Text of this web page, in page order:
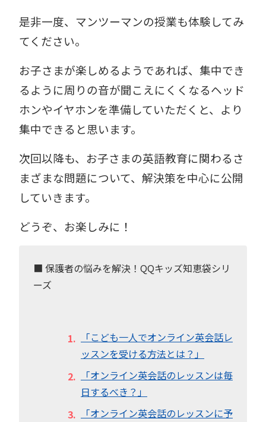
是非一度、マンツーマンの授業も体験してみ
てください。
お子さまが楽しめるようであれば、集中でき
るように周りの音が聞こえにくくなるヘッド
ホンやイヤホンを準備していただくと、より
集中できると思います。
次回以降も、お子さまの英語教育に関わるさ
まざまな問題について、解決策を中心に公開
していきます。
どうぞ、お楽しみに！
■ 保護者の悩みを解決！QQキッズ知恵袋シリ
ーズ
「こども一人でオンライン英会話レ
ッスンを受ける方法とは？」
「オンライン英会話のレッスンは毎
日するべき？」
「オンライン英会話のレッスンに予